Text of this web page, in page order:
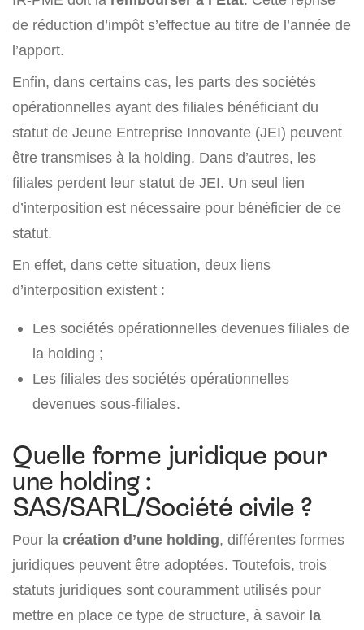
de réduction d’impôt s’effectue au titre de l’année de
l’apport.
Enfin, dans certains cas, les parts des sociétés
opérationnelles ayant des filiales bénéficiant du
statut de Jeune Entreprise Innovante (JEI) peuvent
être transmises à la holding. Dans d’autres, les
filiales perdent leur statut de JEI. Un seul lien
d’interposition est nécessaire pour bénéficier de ce
statut.
En effet, dans cette situation, deux liens
d’interposition existent :
Les sociétés opérationnelles devenues filiales de
la holding ;
Les filiales des sociétés opérationnelles
devenues sous-filiales.
Quelle forme juridique pour
une holding :
SAS/SARL/Société civile ?
Pour la création d’une holding, différentes formes
juridiques peuvent être adoptées. Toutefois, trois
statuts juridiques sont couramment utilisés pour
mettre en place ce type de structure, à savoir la